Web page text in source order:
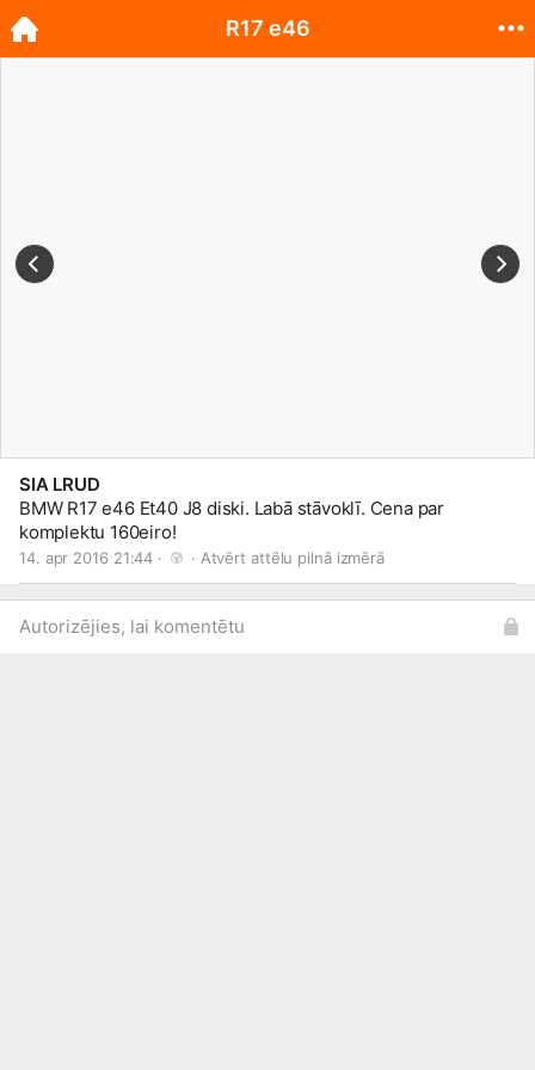
SIA LRUD
BMW R17 e46 Et40 J8 diski. Labā stāvoklī. Cena par
komplektu 160eiro!
14. apr 2016 21:44 · · Atvērt attēlu pilnā izmērā
Autorizējies, lai komentētu
R17 e46